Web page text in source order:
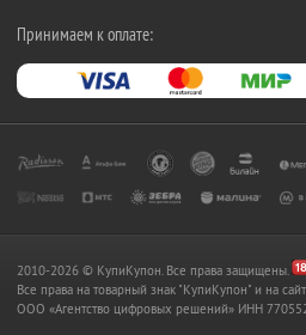
Принимаем к оплате:
2010-2026 © КупиКупон. Все права защищены.
Все права на товарный знак "КупиКупон" и на
OOO «Агентство цифровых решений» ИНН